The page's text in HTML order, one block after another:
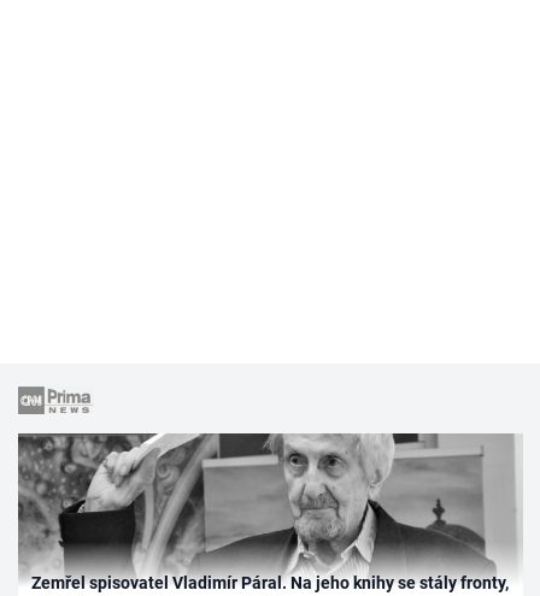
Zemřel spisovatel Vladimír Páral. Na jeho knihy se stály fronty,